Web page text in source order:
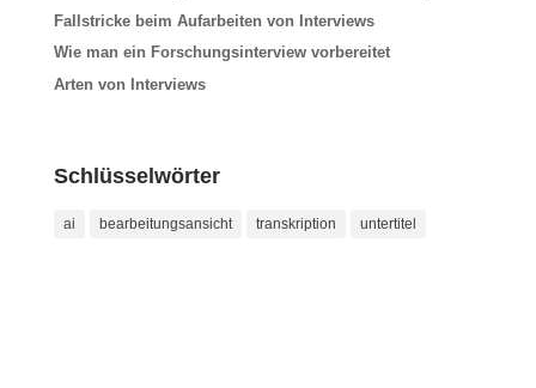
Fallstricke beim Aufarbeiten von Interviews
Wie man ein Forschungsinterview vorbereitet
Arten von Interviews
Schlüsselwörter
ai bearbeitungsansicht transkription untertitel